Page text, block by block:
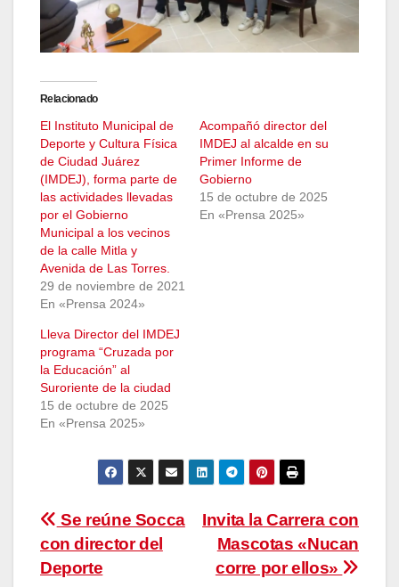
Relacionado
El Instituto Municipal de
Deporte y Cultura Física
de Ciudad Juárez
(IMDEJ), forma parte de
las actividades llevadas
por el Gobierno
Municipal a los vecinos
de la calle Mitla y
Avenida de Las Torres.
29 de noviembre de 2021
En «Prensa 2024»
Acompañó director del
IMDEJ al alcalde en su
Primer Informe de
Gobierno
15 de octubre de 2025
En «Prensa 2025»
Lleva Director del IMDEJ
programa “Cruzada por
la Educación” al
Suroriente de la ciudad
15 de octubre de 2025
En «Prensa 2025»
Navegación
de
Invita la Carrera con
Mascotas «Nucan
corre por ellos»
Se reúne Socca
con director del
Deporte